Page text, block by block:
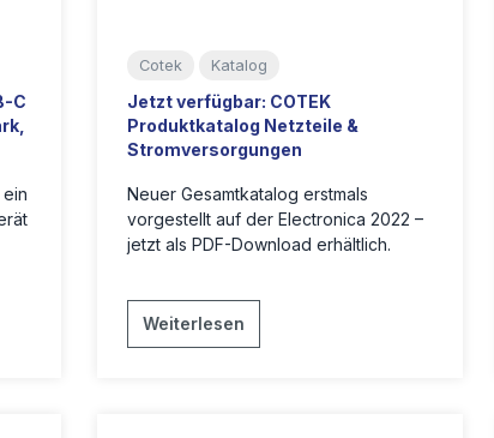
C
Cotek Katalog
Jetzt verfügbar: COTEK
Produktkatalog Netzteile &
Stromversorgungen
Neuer Gesamtkatalog erstmals
vorgestellt auf der Electronica 2022 –
jetzt als PDF-Download erhältlich.
Weiterlesen